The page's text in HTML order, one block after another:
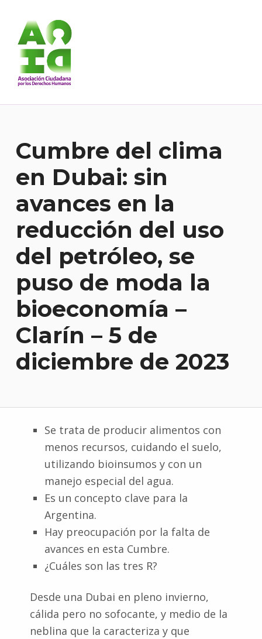
Cumbre del clima
en Dubai: sin
avances en la
reducción del uso
del petróleo, se
puso de moda la
bioeconomía –
Clarín – 5 de
diciembre de 2023
Se trata de producir alimentos con
menos recursos, cuidando el suelo,
utilizando bioinsumos y con un
manejo especial del agua.
Es un concepto clave para la
Argentina.
Hay preocupación por la falta de
avances en esta Cumbre.
¿Cuáles son las tres R?
Desde una Dubai en pleno invierno,
cálida pero no sofocante, y medio de la
neblina que la caracteriza y que